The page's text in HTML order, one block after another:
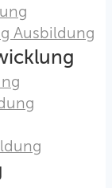
Ausbildung